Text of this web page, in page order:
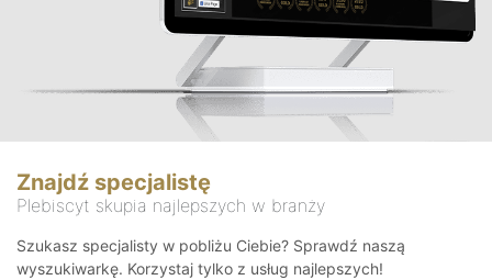
Znajdź specjalistę
Plebiscyt skupia najlepszych w branży
Szukasz specjalisty w pobliżu Ciebie? Sprawdź naszą
wyszukiwarkę. Korzystaj tylko z usług najlepszych!